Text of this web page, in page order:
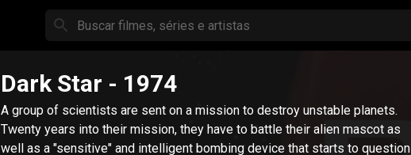
Dark Star - 1974
A group of scientists are sent on a mission to destroy unstable planets.
Twenty years into their mission, they have to battle their alien mascot as
well as a "sensitive" and intelligent bombing device that starts to question